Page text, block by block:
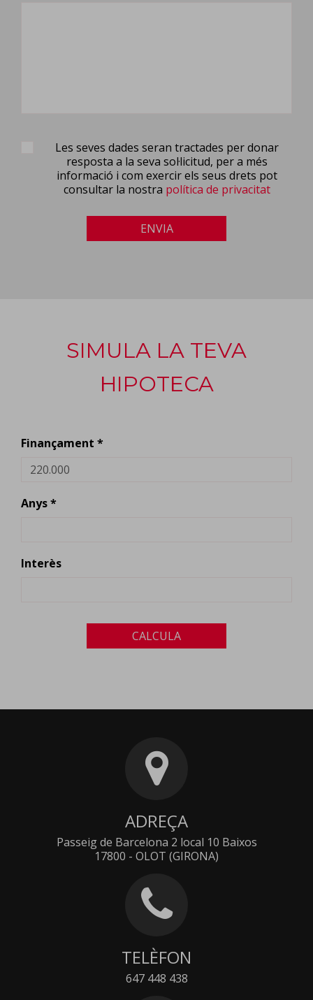
Les seves dades seran tractades per donar
resposta a la seva sol·licitud, per a més
informació i com exercir els seus drets pot
consultar la nostra política de privacitat
ENVIA
SIMULA LA TEVA
HIPOTECA
Finançament *
Anys *
Interès
CALCULA
ADREÇA
Passeig de Barcelona 2 local 10 Baixos
17800 - OLOT (GIRONA)
TELÈFON
647 448 438